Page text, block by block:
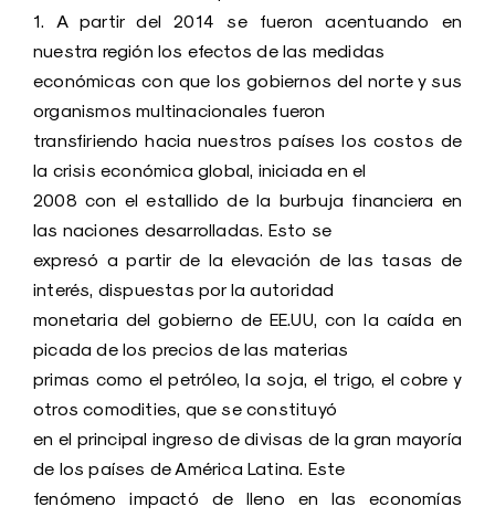
1. A partir del 2014 se fueron acentuando en
nuestra región los efectos de las medidas
económicas con que los gobiernos del norte y sus
organismos multinacionales fueron
transfiriendo hacia nuestros países los costos de
la crisis económica global, iniciada en el
2008 con el estallido de la burbuja financiera en
las naciones desarrolladas. Esto se
expresó a partir de la elevación de las tasas de
interés, dispuestas por la autoridad
monetaria del gobierno de EE.UU, con la caída en
picada de los precios de las materias
primas como el petróleo, la soja, el trigo, el cobre y
otros comodities, que se constituyó
en el principal ingreso de divisas de la gran mayoría
de los países de América Latina. Este
fenómeno impactó de lleno en las economías